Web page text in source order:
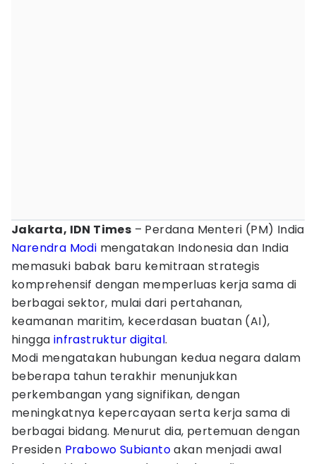
Jakarta, IDN Times – Perdana Menteri (PM) India
Narendra Modi mengatakan Indonesia dan India
memasuki babak baru kemitraan strategis
komprehensif dengan memperluas kerja sama di
berbagai sektor, mulai dari pertahanan,
keamanan maritim, kecerdasan buatan (AI),
hingga infrastruktur digital.
Modi mengatakan hubungan kedua negara dalam
beberapa tahun terakhir menunjukkan
perkembangan yang signifikan, dengan
meningkatnya kepercayaan serta kerja sama di
berbagai bidang. Menurut dia, pertemuan dengan
Presiden Prabowo Subiantoakan menjadi awal